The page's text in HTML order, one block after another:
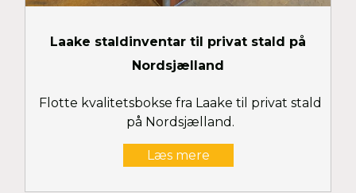
Laake staldinventar til privat stald på
Nordsjælland
Flotte kvalitetsbokse fra Laake til privat stald
på Nordsjælland.
Læs mere